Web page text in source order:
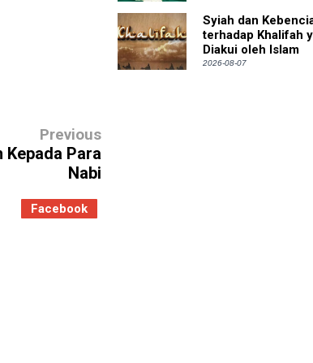
Previous
Kepada Para
Nabi
Facebook
Syiah dan
terhadap Khalifah
Diakui oleh Islam
2026-08-07